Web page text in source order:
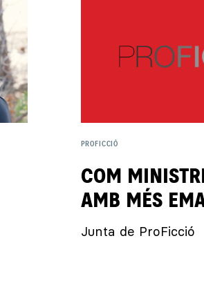
PROFICCIÓ
COM
AMB MÉS
Junta de ProFicció